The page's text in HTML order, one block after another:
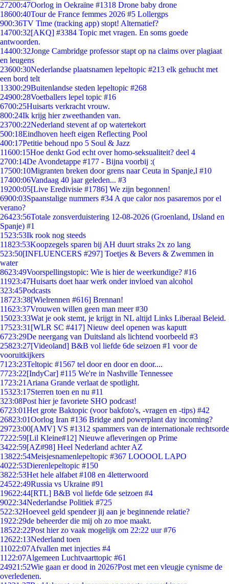
27200:47Oorlog in Oekraïne #1318 Drone baby drone
18600:40Tour de France femmes 2026 #5 Lollergps
900:36TV Time (tracking app) stopt! Alternatief?
14700:32[AKQ] #3384 Topic met vragen. En soms goede
antwoorden.
14400:32Jonge Cambridge professor stapt op na claims over plagiaat
en leugens
23600:30Nederlandse plaatsnamen lepeltopic #213 elk gehucht met
een bord telt
13300:29Buitenlandse steden lepeltopic #268
24900:28Voetballers lepel topic #16
6700:25Huisarts verkracht vrouw.
800:24Ik krijg hier zweethanden van.
23700:22Nederland stevent af op watertekort
500:18Eindhoven heeft eigen Reflecting Pool
400:17Petitie behoud npo 5 Soul & Jazz
11600:15Hoe denkt God echt over homo-seksualiteit? deel 4
2700:14De Avondetappe #177 - Bijna voorbij :(
17500:10Migranten breken door grens naar Ceuta in Spanje,l #10
17400:06Vandaag 40 jaar geleden... #3
19200:05[Live Eredivisie #1786] We zijn begonnen!
6900:03Spaanstalige nummers #34 A que calor nos pasaremos por el
verano?
26423:56Totale zonsverduistering 12-08-2026 (Groenland, IJsland en
Spanje) #1
1523:53Ik rook nog steeds
11823:53Koopzegels sparen bij AH duurt straks 2x zo lang
523:50[INFLUENCERS #297] Toetjes & Bevers & Zwemmen in
water
8623:49Voorspellingstopic: Wie is hier de weerkundige? #16
11923:47Huisarts doet haar werk onder invloed van alcohol
323:45Podcasts
18723:38[Wielrennen #616] Brennan!
11623:37Vrouwen willen geen man meer #30
15023:33Wat je ook stemt, je krijgt in NL altijd Links Liberaal Beleid.
17523:31 [WLR SC #417] Nieuw deel openen was kaputt
6723:29De neergang van Duitsland als lichtend voorbeeld #3
25823:27[Videoland] B&B vol liefde 6de seizoen #1 voor de
vooruitkijkers
71 23:23Teltopic #1567 tel door en door en door....
7723:22[IndyCar] #115 We're in Nashville Tennessee
1723:21 Ariana Grande verlaat de spotlight.
15323:17Sterren toen en nu #11
323:08Post hier je favoriete SHO podcast!
6723:01Het grote Baktopic (voor bakfoto's, -vragen en -tips) #42
26823:01Oorlog Iran #136 Bridge and powerplant day incoming?
29723:00[AMV] VS #1312 spammers van de internationale rechtsorde
7222:59[Lil Kleine#12] Nieuwe afleveringen op Prime
3422:59[AZ#98] Heel Nederland achter AZ
13822:54Meisjesnamenlepeltopic #367 LOOOOL LAPO
4022:53Dierenlepeltopic #150
3822:53Het hele alfabet #108 en 4letterwoord
24522:49Russia vs Ukraine #91
19622:44[RTL] B&B vol liefde 6de seizoen #4
9022:34Nederlandse Politiek #725
522:32Hoeveel geld spendeer jij aan je beginnende relatie?
1922:29de beheerder die mij oh zo moe maakt.
18522:22Post hier zo vaak mogelijk om 22:22 uur #76
12622:13Nederland toen
11022:07Afvallen met injecties #4
11 22:07Algemeen Luchtvaarttopic #61
24921:52Wie gaan er dood in 2026?Post met een vleugje cynisme de
overledenen.